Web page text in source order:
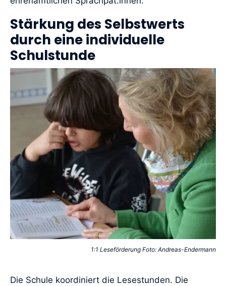
Stärkung des Selbstwerts
durch eine individuelle
Schulstunde
1:1 Leseförderung Foto: Andreas-Endermann
Die Schule koordiniert die Lesestunden. Die